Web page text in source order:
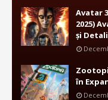
Avatar
2025)
și
în